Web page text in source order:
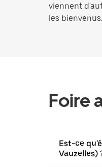
viennent
les
Foire
Est-ce
Vauzelles)